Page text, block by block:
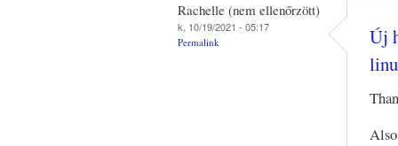
Rachelle (nem ellenőrzött)
k, 10/19/2021 - 05:17
Permalink
Új